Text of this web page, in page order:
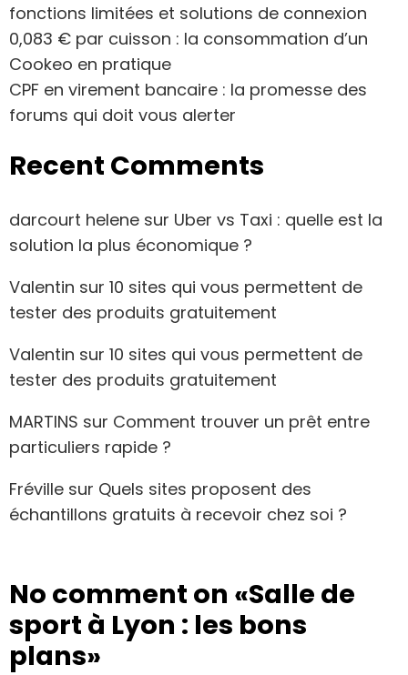
fonctions limitées et solutions de connexion
0,083 € par cuisson : la consommation d’un
Cookeo en pratique
CPF en virement bancaire : la promesse des
forums qui doit vous alerter
Recent Comments
darcourt helene sur Uber vs Taxi : quelle est la
solution la plus économique ?
Valentin sur 10 sites qui vous permettent de
tester des produits gratuitement
Valentin sur 10 sites qui vous permettent de
tester des produits gratuitement
MARTINS sur Comment trouver un prêt entre
particuliers rapide ?
Fréville sur Quels sites proposent des
échantillons gratuits à recevoir chez soi ?
No comment on «Salle de
sport à Lyon : les bons
plans»